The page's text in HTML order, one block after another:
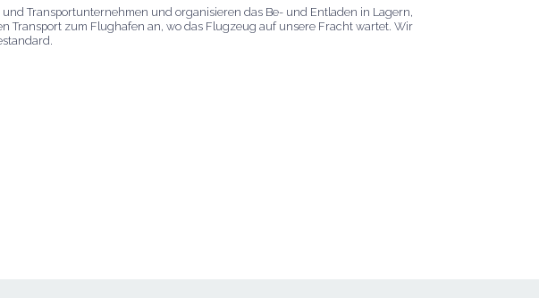
Transportunternehmen und organisieren das Be- und Entladen in Lagern,
Transport zum Flughafen an, wo das Flugzeug auf unsere Fracht wartet. Wir